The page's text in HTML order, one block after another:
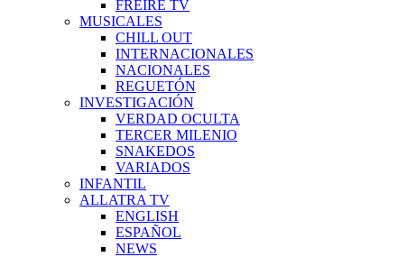
FREIRE TV
MUSICALES
CHILL OUT
INTERNACIONALES
NACIONALES
REGUETÓN
INVESTIGACIÓN
VERDAD OCULTA
TERCER MILENIO
SNAKEDOS
VARIADOS
INFANTIL
ALLATRA TV
ENGLISH
ESPAÑOL
NEWS